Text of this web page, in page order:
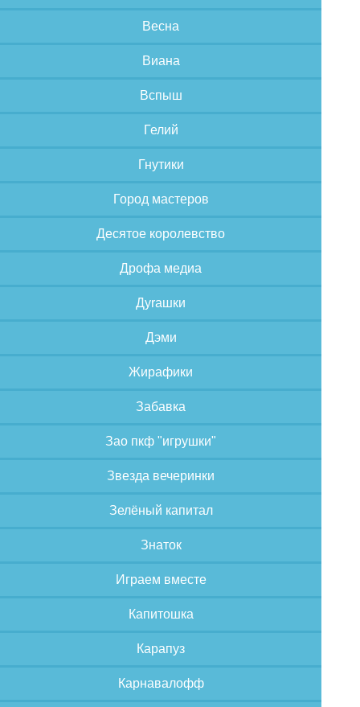
Весна
Виана
Вспыш
Гелий
Гнутики
Город мастеров
Десятое королевство
Дрофа медиа
Дуrашки
Дэми
Жирафики
Забавка
Зао пкф "игрушки"
Звезда вечеринки
Зелёный капитал
Знаток
Играем вместе
Капитошка
Карапуз
Карнавалофф